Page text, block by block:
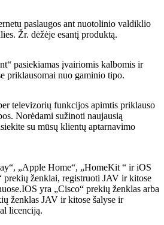
paslaugos ant nuotolinio valdiklio
Žr. dėžėje esantį produktą.
pasiekiamas įvairiomis kalbomis ir
priklausomai nuo gaminio tipo.
televizorių funkcijos apimtis priklauso
Norėdami sužinoti naujausią
su mūsų klientų aptarnavimo
„Apple Home“, „HomeKit “ ir iOS
prekių ženklai, registruoti JAV ir kitose
yra „Cisco“ prekių ženklas arba
ženklas JAV ir kitose šalyse ir
licenciją.